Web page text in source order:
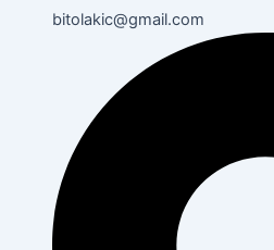
bitolakic@gmail.com